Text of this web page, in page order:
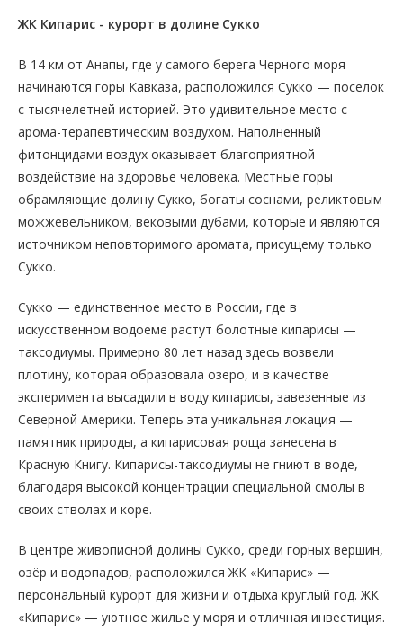
ЖК Кипарис - курорт в долине Сукко
В 14 км от Анапы, где у самого берега Черного моря
начинаются горы Кавказа, расположился Сукко — поселок
с тысячелетней историей. Это удивительное место с
арома-терапевтическим воздухом. Наполненный
фитонцидами воздух оказывает благоприятной
воздействие на здоровье человека. Местные горы
обрамляющие долину Сукко, богаты соснами, реликтовым
можжевельником, вековыми дубами, которые и являются
источником неповторимого аромата, присущему только
Сукко.
Сукко — единственное место в России, где в
искусственном водоеме растут болотные кипарисы —
таксодиумы. Примерно 80 лет назад здесь возвели
плотину, которая образовала озеро, и в качестве
эксперимента высадили в воду кипарисы, завезенные из
Северной Америки. Теперь эта уникальная локация —
памятник природы, а кипарисовая роща занесена в
Красную Книгу. Кипарисы-таксодиумы не гниют в воде,
благодаря высокой концентрации специальной смолы в
своих стволах и коре.
В центре живописной долины Сукко, среди горных вершин,
озёр и водопадов, расположился ЖК «Кипарис» —
персональный курорт для жизни и отдыха круглый год. ЖК
«Кипарис» — уютное жилье у моря и отличная инвестиция.